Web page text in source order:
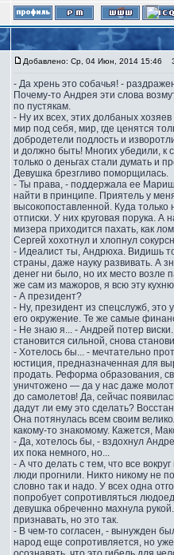
Добавлено: Ср, 04 Июн, 2014 15:46
- Да хрень это собачья! -
Почему-то Андрея эти слова
по пустякам.
- Ну их всех, этих долбаных
мир под себя, мир, где ценятся
добродетели подлость и
и должно быть! Многих убедили,
только о деньгах стали думать и
Девушка брезгливо поморщилась.
- Ты права, - поддержала ее
найти в принципе. Приятель у
высокопоставленной. Куда
отписки. У них круговая порука. А
мизера приходится пахать, как
Сергей хохотнул и хлопнул
- Идеалист ты, Андрюха. Видишь
страны, даже науку развивать. А
денег ни было, но их место возле
же сам из мажоров, я всю эту
- А президент?
- Ну, президент из спецслужб, это
его окружение. Те же самые
- Не знаю я... - Андрей потер
становится сильной, снова
- Хотелось бы... - мечтательно
юстиция, предназначенная для
продать. Реформа образования,
уничтожено — да у нас даже
до самолетов! Да, сейчас
дадут ли ему это сделать?
Она потянулась всем своим
какому-то знакомому. Кажется,
- Да, хотелось бы, - вздохнул
их пока немного, но...
- А что делать с тем, что все
люди прогнили. Никто никому не
словно так и надо. У всех одна
попробует сопротивляться
девушка обреченно махнула
признавать, но это так.
- В чем-то согласен, - вынужден
народ еще сопротивляется, но